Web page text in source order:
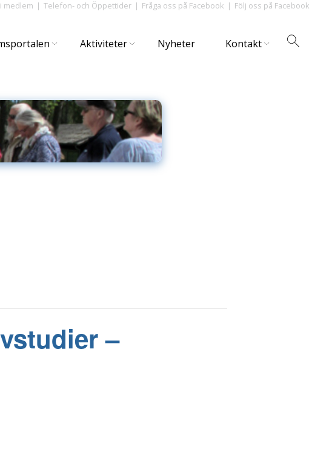
medlem Telefon- och Öppettider Fråga oss på Facebook Följ oss på Facebook
Aktiviteter Nyheter Kontakt
–